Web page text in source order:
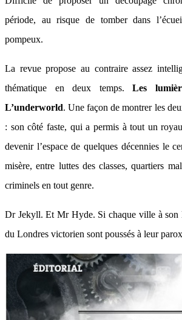
période, au risque de tomber dans
pompeux.
La revue propose au contraire assez
thématique en deux temps.Les
L’underworld. Une façon de montrer les
: son côté faste, qui a permis à tout un
devenir l’espace de quelques décennies le
misère, entre luttes des classes, quartiers
criminels en tout genre.
Dr Jekyll. Et Mr Hyde. Si chaque ville à son
du Londres victorien sont poussés à leur